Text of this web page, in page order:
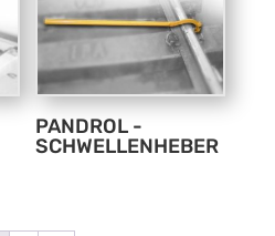
PANDROL -
SCHWELLENHEBER